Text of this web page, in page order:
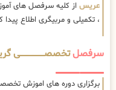
عریس از کلیه سرفصل های
، تکمیلی و مربیگری اطلاع پیدا
سرفصل
برگزاری دوره های اموزش